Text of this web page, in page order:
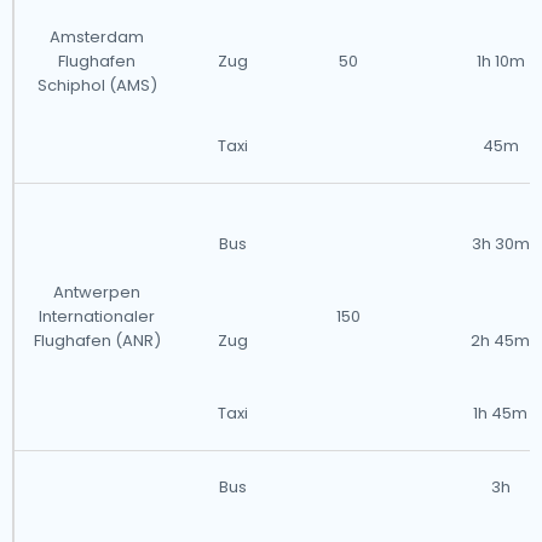
Amsterdam
Flughafen
Schiphol (AMS)
50
Zug 1h 10m
Taxi 45m
Antwerpen
Internationaler
Flughafen (ANR)
Bus
150
3h 30m
Zug 2h 45m
Taxi 1h 45m
Bus 3h